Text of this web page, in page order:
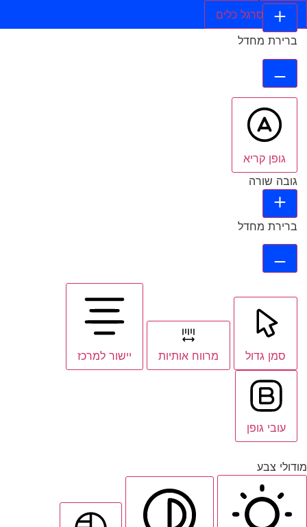
הסתר סרגל כלים
ברירת מחדל
גופן קריא
גובה שורה
ברירת מחדל
סמן גדול מרווח אותיות יישור למרכז
עובי גופן
מודולי צבע